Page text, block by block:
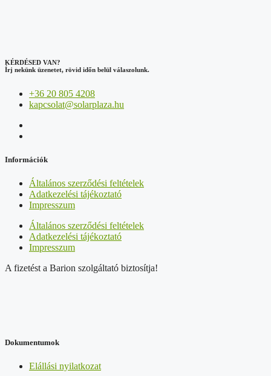
KÉRDÉSED VAN?
Írj nekünk üzenetet, rövid időn belül válaszolunk.
+36 20 805 4208
kapcsolat@solarplaza.hu
Információk
Általános szerződési feltételek
Adatkezelési tájékoztató
Impresszum
Általános szerződési feltételek
Adatkezelési tájékoztató
Impresszum
A fizetést a Barion szolgáltató biztosítja!
Dokumentumok
Elállási nyilatkozat